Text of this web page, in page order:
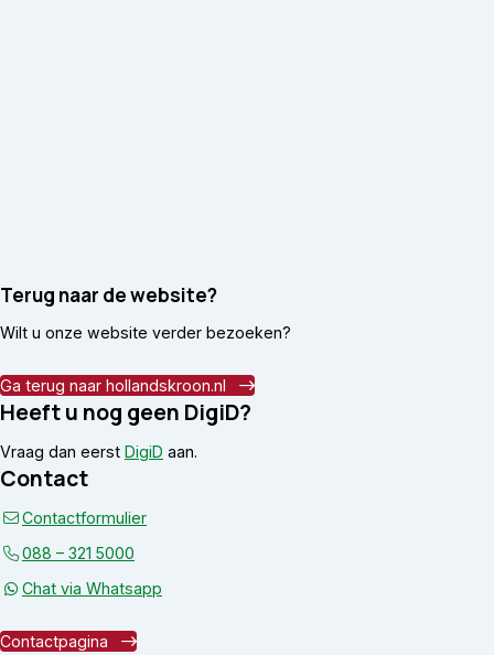
Terug naar de website?
Wilt u onze website verder bezoeken?
Ga terug naar hollandskroon.nl
Heeft u nog geen DigiD?
Vraag dan eerst DigiD aan.
Contact
Contactformulier
088 – 321 5000
Chat via Whatsapp
Contactpagina